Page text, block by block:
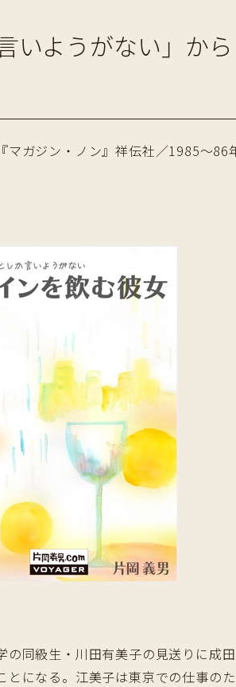
いようがない」か
ガジン・ノン』祥伝社／1985〜
同級生・川田有美子の見送りに成
になる。江美子は東京での仕事の